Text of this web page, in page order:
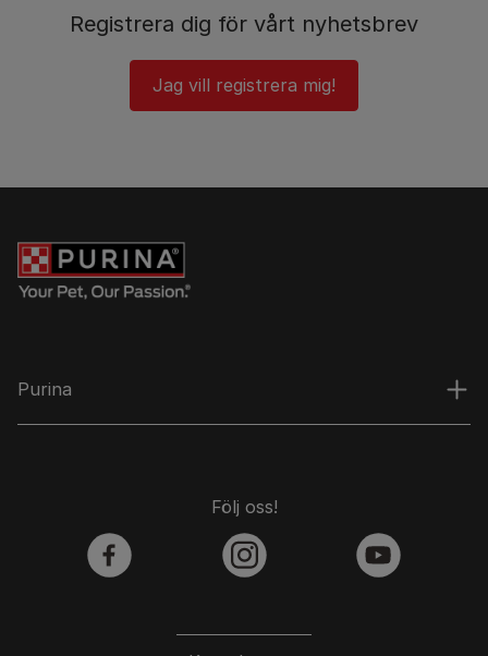
Registrera dig för vårt nyhetsbrev
Jag vill registrera mig!
Purina
Följ oss!
facebook instagram youtube